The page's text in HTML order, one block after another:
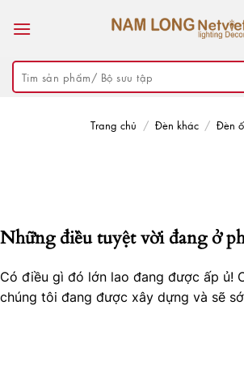
Tìm
kiếm:
Trang chủ / Đèn khác / Đèn
Những điều tuyệt vời đang ở
Có điều gì đó lớn lao đang được ấp ủ!
chúng tôi đang được xây dựng và sẽ